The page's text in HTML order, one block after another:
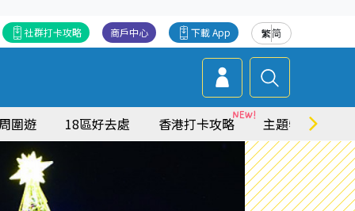
繁简
下載 App
商戶中心
社群打卡攻略
圍遊 18區好去處 香港打卡攻略 主題特集